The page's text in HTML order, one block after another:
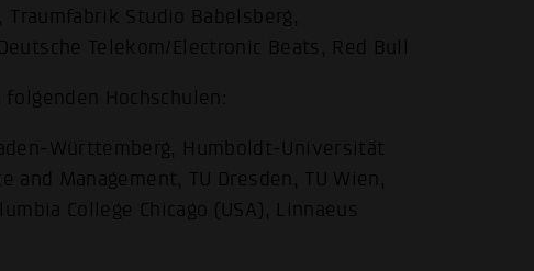
Studio Babelsberg,
Telekom/Electronic Beats, Red Bull
Hochschulen:
Württemberg, Humboldt-Universität
Management, TU Dresden, TU Wien,
College Chicago (USA), Linnaeus